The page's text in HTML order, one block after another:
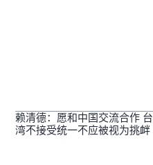
赖清德：愿和中国交流合作 台
湾不接受统一不应被视为挑衅